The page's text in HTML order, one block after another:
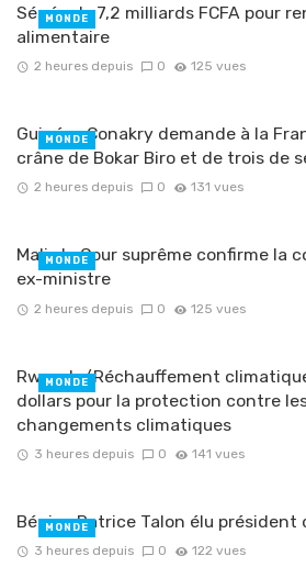
Sénégal : 7,2 milliards FCFA pour
alimentaire
2 heures depuis 0 125 vues
MONDE
Guinée : Conakry demande à la
crâne de Bokar Biro et de trois de
2 heures depuis 0 131 vues
MONDE
Mali : la Cour suprême confirme la
ex-ministre
2 heures depuis 0 125 vues
MONDE
Rwanda/Réchauffement
dollars pour la protection contre
changements climatiques
3 heures depuis 0 141 vues
MONDE
Bénin : Patrice Talon élu président
3 heures depuis 0 122 vues
MONDE